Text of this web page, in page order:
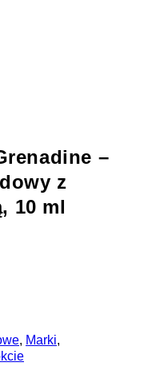
–
z
10 ml
, Marki,